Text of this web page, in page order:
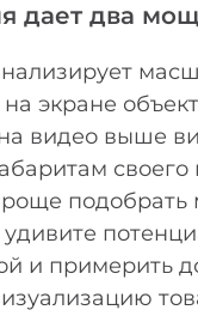
дает два
экране
видео выше
подобрать
и примерить